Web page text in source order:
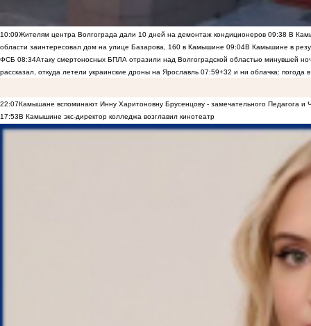
10:09Жителям центра Волгограда дали 10 дней на демонтаж кондиционеров 09:38 В
области заинтересовал дом на улице Базарова, 160 в Камышине 09:04В Камышине в
ФСБ 08:34Атаку смертоносных БПЛА отразили над Волгоградской областью минувшей
рассказал, откуда летели украинские дроны на Ярославль 07:59+32 и ни облачка: погода
22:07Камышане вспоминают Инну Харитоновну Брусенцову - замечательного Педагога и
17:53В Камышине экс-директор колледжа возглавил кинотеатр